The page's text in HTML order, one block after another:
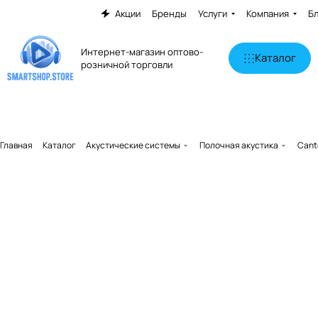
Акции Бренды Услуги Компания
Интернет-магазин оптово-
розничной торговли
Каталог
Главная Каталог Акустические системы Полочная акустика